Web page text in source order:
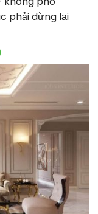
phải dừng lại